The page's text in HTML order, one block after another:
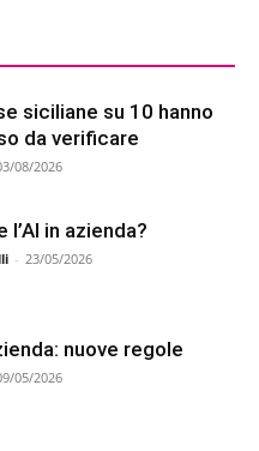
siciliane su 10 hanno
da verificare
08/2026
in azienda?
- 23/05/2026
nuove regole
05/2026